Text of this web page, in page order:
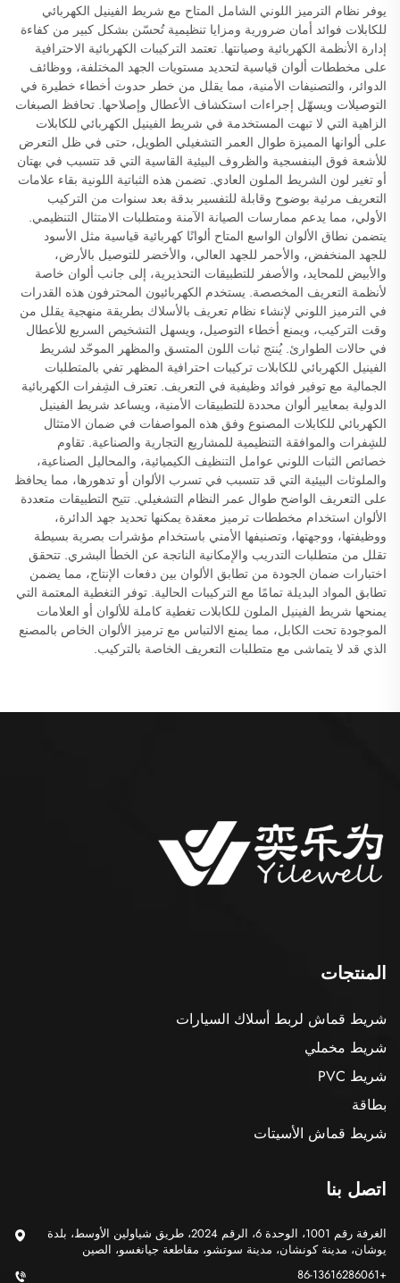
يوفر نظام الترميز اللوني الشامل المتاح مع شريط الفينيل الكهربائي
للكابلات فوائد أمان ضرورية ومزايا تنظيمية تُحسّن بشكل كبير من كفاءة
إدارة الأنظمة الكهربائية وصيانتها. تعتمد التركيبات الكهربائية الاحترافية
على مخططات ألوان قياسية لتحديد مستويات الجهد المختلفة، ووظائف
الدوائر، والتصنيفات الأمنية، مما يقلل من خطر حدوث أخطاء خطيرة في
التوصيلات ويسهّل إجراءات استكشاف الأعطال وإصلاحها. تحافظ الصبغات
الزاهية التي لا تبهت المستخدمة في شريط الفينيل الكهربائي للكابلات
على ألوانها المميزة طوال العمر التشغيلي الطويل، حتى في ظل التعرض
للأشعة فوق البنفسجية والظروف البيئية القاسية التي قد تتسبب في بهتان
أو تغير لون الشريط الملون العادي. تضمن هذه الثباتية اللونية بقاء علامات
التعريف مرئية بوضوح وقابلة للتفسير بدقة بعد سنوات من التركيب
الأولي، مما يدعم ممارسات الصيانة الآمنة ومتطلبات الامتثال التنظيمي.
يتضمن نطاق الألوان الواسع المتاح ألوانًا كهربائية قياسية مثل الأسود
للجهد المنخفض، والأحمر للجهد العالي، والأخضر للتوصيل بالأرض،
والأبيض للمحايد، والأصفر للتطبيقات التحذيرية، إلى جانب ألوان خاصة
لأنظمة التعريف المخصصة. يستخدم الكهربائيون المحترفون هذه القدرات
في الترميز اللوني لإنشاء نظام تعريف بالأسلاك بطريقة منهجية يقلل من
وقت التركيب، ويمنع أخطاء التوصيل، ويسهل التشخيص السريع للأعطال
في حالات الطوارئ. يُنتج ثبات اللون المتسق والمظهر الموحّد لشريط
الفينيل الكهربائي للكابلات تركيبات احترافية المظهر تفي بالمتطلبات
الجمالية مع توفير فوائد وظيفية في التعريف. تعترف الشِفرات الكهربائية
الدولية بمعايير ألوان محددة للتطبيقات الأمنية، ويساعد شريط الفينيل
الكهربائي للكابلات المصنوع وفق هذه المواصفات في ضمان الامتثال
للشِفرات والموافقة التنظيمية للمشاريع التجارية والصناعية. تقاوم
خصائص الثبات اللوني عوامل التنظيف الكيميائية، والمحاليل الصناعية،
والملوثات البيئية التي قد تتسبب في تسرب الألوان أو تدهورها، مما يحافظ
على التعريف الواضح طوال عمر النظام التشغيلي. تتيح التطبيقات متعددة
الألوان استخدام مخططات ترميز معقدة يمكنها تحديد جهد الدائرة،
ووظيفتها، ووجهتها، وتصنيفها الأمني باستخدام مؤشرات بصرية بسيطة
تقلل من متطلبات التدريب والإمكانية الناتجة عن الخطأ البشري. تتحقق
اختبارات ضمان الجودة من تطابق الألوان بين دفعات الإنتاج، مما يضمن
تطابق المواد البديلة تمامًا مع التركيبات الحالية. توفر التغطية المعتمة التي
يمنحها شريط الفينيل الملون للكابلات تغطية كاملة للألوان أو العلامات
الموجودة تحت الكابل، مما يمنع الالتباس مع ترميز الألوان الخاص بالمصنع
الذي قد لا يتماشى مع متطلبات التعريف الخاصة بالتركيب.
المنتجات
شريط قماش لربط أسلاك السيارات
شريط مخملي
شريط PVC
بطاقة
شريط قماش الأسيتات
اتصل بنا
الغرفة رقم 1001، الوحدة 6، الرقم 2024، طريق شياولين الأوسط، بلدة
يوشان، مدينة كونشان، مدينة سوتشو، مقاطعة جيانغسو، الصين
+86-13616286061